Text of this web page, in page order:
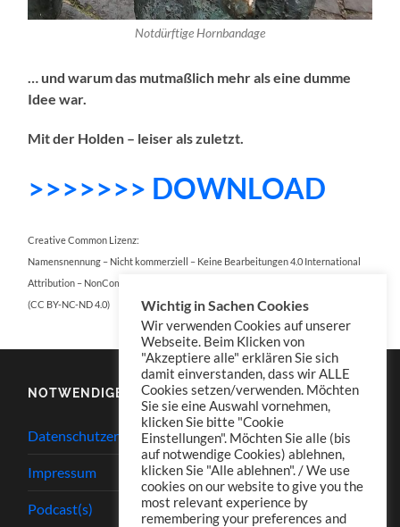
Notdürftige Hornbandage
… und warum das mutmaßlich mehr als eine dumme
Idee war.
Mit der Holden – leiser als zuletzt.
>>>>>>> DOWNLOAD
Creative Common Lizenz:
Namensnennung – Nicht kommerziell – Keine Bearbeitungen 4.0 International
Attribution – NonCommercial – NoDerivatives 4.0 International
(CC BY-NC-ND 4.0)
NOTWENDIGES
Datenschutzerklärung
Impressum
Podcast(s)
Wichtig in Sachen Cookies
Wir verwenden Cookies auf unserer
Webseite. Beim Klicken von
"Akzeptiere alle" erklären Sie sich
damit einverstanden, dass wir ALLE
Cookies setzen/verwenden. Möchten
Sie sie eine Auswahl vornehmen,
klicken Sie bitte "Cookie
Einstellungen". Möchten Sie alle (bis
auf notwendige Cookies) ablehnen,
klicken Sie "Alle ablehnen". / We use
cookies on our website to give you the
most relevant experience by
remembering your preferences and